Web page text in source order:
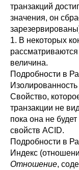
транзакций
значения, он
1. В некоторых
величина.
Подробности в
Изолированность
Свойство,
транзакции не
пока она не
свойств ACID.
Подробности в
Индекс
Отношение,